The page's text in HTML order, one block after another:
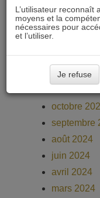
avril 2025
mars 2025
février 2025
janvier
décembre
octobre
septembre
août 2024
juin 2024
avril 2024
mars 2024
L’utilisateur reconnaît
moyens et la
nécessaires pour
et l’utiliser.
Je refuse